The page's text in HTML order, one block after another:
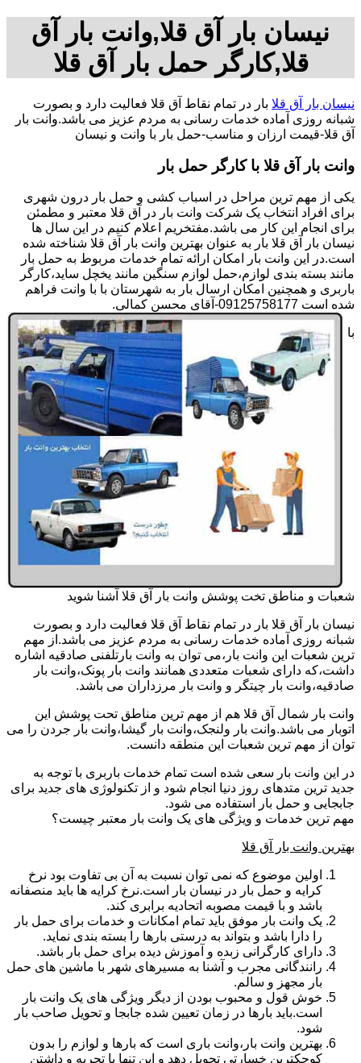
نیسان بار آق قلا,وانت بار آق
قلا,کارگر حمل بار آق قلا
نیسان بار آق قلا بار در تمام نقاط آق قلا فعالیت دارد و بصورت
شبانه روزی آماده خدمات رسانی به مردم عزیز می باشد.وانت بار
آق قلا-قیمت ارزان و مناسب-حمل بار با وانت و نیسان
وانت بار آق قلا با کارگر حمل بار
یکی از مهم ترین مراحل در اسباب کشی و حمل بار درون شهری
برای افراد انتخاب یک شرکت وانت بار در آق قلا معتبر و مطمئن
برای انجام این کار می باشد.مفتخریم اعلام کنیم در این سال ها
نیسان بار آق قلا بار به عنوان بهترین وانت بار آق قلا شناخته شده
است.در این وانت بار امکان ارائه تمام خدمات مربوط به حمل بار
مانند بسته بندی لوازم،حمل لوازم سنگین مانند یخچل ساید،کارگر
باربری و همچنین امکان ارسال بار به شهرستان با با وانت فراهم
شده است 09125758177-آقای محسن کمالی.
با
شعبات و مناطق تخت پوشش وانت بار آق قلا آشنا شوید
نیسان بار آق قلا بار در تمام نقاط آق قلا فعالیت دارد و بصورت
شبانه روزی آماده خدمات رسانی به مردم عزیز می باشد.از مهم
ترین شعبات این وانت بار،می توان به وانت بارتلفنی صادقیه اشاره
داشت،که دارای شعبات متعددی همانند وانت بار پونک،وانت بار
صادقیه،وانت بار چیتگر و وانت بار مرزداران می باشد.
وانت بار شمال آق قلا هم از مهم ترین مناطق تحت پوشش این
اتوبار می باشد.وانت بار ولنجک،وانت بار گیشا،وانت بار جردن را می
توان از مهم ترین شعبات این منطقه دانست.
در این وانت بار سعی شده است تمام خدمات باربری با توجه به
جدید ترین متدهای روز دنیا انجام شود و از تکنولوژی های جدید برای
جابجایی و حمل بار استفاده می شود.
مهم ترین خدمات و ویژگی های یک وانت بار معتبر چیست؟
بهترین وانت بار آق قلا
اولین موضوع که نمی توان نسبت به آن بی تفاوت بود نرخ
کرایه و حمل بار در نیسان بار است.نرخ کرایه ها باید منصفانه
باشد و با قیمت مصوبه اتحادیه برابری کند.
یک وانت بار موفق باید تمام امکانات و خدمات برای حمل بار
را دارا باشد و بتواند به درستی بارها را بسته بندی نماید.
دارای کارگرانی زبده و آموزش دیده برای حمل بار باشد.
رانندگانی مجرب و آشنا به مسیرهای شهر با ماشین های حمل
بار مجهز و سالم.
خوش قول و محبوب بودن از دیگر ویژگی های یک وانت بار
است.باید بارها در زمان تعیین شده جابجا و تحویل صاحب بار
شود.
بهترین وانت بار،وانت باری است که بارها و لوازم را بدون
کوچکترین خسارتی تحویل دهد و این تنها با تجربه و داشتن